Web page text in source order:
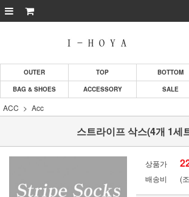
OUTER TOP BOTTOM
BAG & SHOES
ACCESSORY SALE
ACC Acc
스트라이프 삭스(4개 1세
상품가
배송비
(